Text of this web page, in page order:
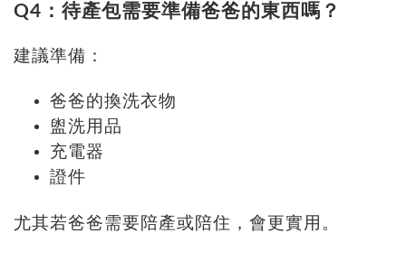
Q4：待產包需要準備爸爸的東西嗎？
建議準備：
爸爸的換洗衣物
盥洗用品
充電器
證件
尤其若爸爸需要陪產或陪住，會更實用。